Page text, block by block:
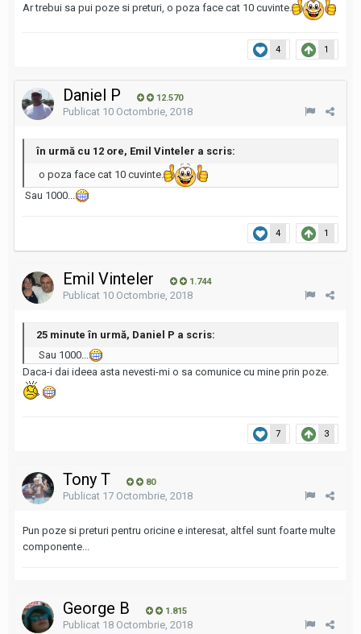
Ar trebui sa pui poze si preturi, o poza face cat 10 cuvinte.
4 1
Daniel P 12.570
Publicat 10 Octombrie, 2018
în urmă cu 12 ore, Emil Vinteler a scris:
o poza face cat 10 cuvinte.
Sau 1000...
4 1
Emil Vinteler 1.744
Publicat 10 Octombrie, 2018
25 minute în urmă, Daniel P a scris:
Sau 1000...
Daca-i dai ideea asta nevesti-mi o sa comunice cu mine prin poze.
7 3
Tony T 80
Publicat 17 Octombrie, 2018
Pun poze si preturi pentru oricine e interesat, altfel sunt foarte multe
componente...
George B 1.815
Publicat 18 Octombrie, 2018